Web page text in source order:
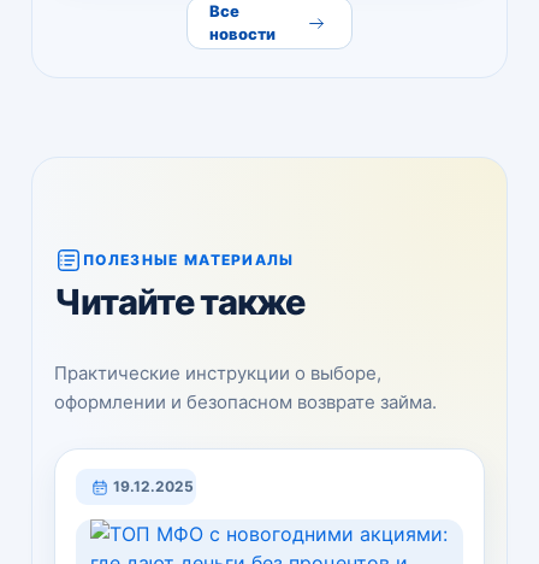
Все
новости
ПОЛЕЗНЫЕ МАТЕРИАЛЫ
Читайте также
Практические инструкции о выборе,
оформлении и безопасном возврате займа.
19.12.2025